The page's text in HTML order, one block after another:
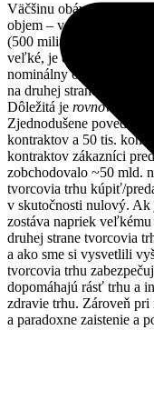
Väčšinu obáv okolo
objem – v roku 2023 v
(500 miliárd USD
veľké, je dôležité
nominálny objem
na druhej strane
Dôležitá je rovnováha
Zjednodušene
kontraktov a 50 tis.
kontraktov zákazníci
zobchodovalo ~50 mld.
tvorcovia trhu kúpiť/
v skutočnosti nulový. Ak
zostáva napriek
druhej strane tvorcovia
a ako sme si vysvetlili
tvorcovia trhu
dopomáhajú rásť trhu a
zdravie trhu. Zároveň pri
a paradoxne zaistenie a